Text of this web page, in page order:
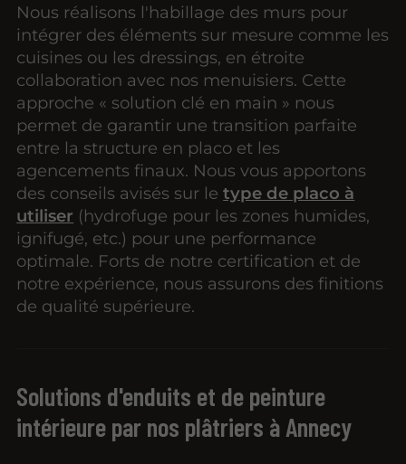
Nous réalisons l'habillage des murs pour
intégrer des éléments sur mesure comme les
cuisines ou les dressings, en étroite
collaboration avec nos menuisiers. Cette
approche « solution clé en main » nous
permet de garantir une transition parfaite
entre la structure en placo et les
agencements finaux. Nous vous apportons
des conseils avisés sur letype de placo à
utiliser (hydrofuge pour les zones humides,
ignifugé, etc.) pour une performance
optimale. Forts de notre certification et de
notre expérience, nous assurons des finitions
de qualité supérieure.
Solutions d'enduits et de peinture
intérieure par nos plâtriers à Annecy